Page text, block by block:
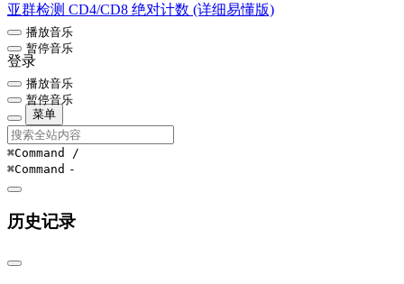
亚群检测 CD4/CD8 绝对计数 (详细易懂版)
播放音乐
暂停音乐
登录
播放音乐
暂停音乐
菜单
⌘Command /
⌘Command -
历史记录